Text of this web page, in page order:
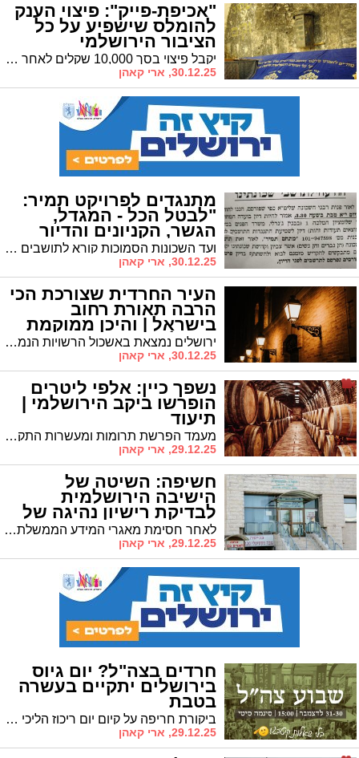
"אכיפת-פייק": פיצוי הענק
להומלס שישפיע על כל
הציבור הירושלמי
יקבל פיצוי בסך 10,000 שקלים לאחר שפונה באלימות על ידי שוטרים • בית המשפט קבע כי הגן המדובר הינו 'שטח ציבורי פתוח' • עורך הדין: "הציבור מוזמן בהמוניו"
30.12.25, ארי קאהן
מתנגדים לפרויקט תמיר:
"לבטל הכל - המגדל,
הגשר, הקניונים והדיור
המיוחד" | הדיון מחר ועד השכונות הסמוכות קורא לתושבים להגיע לדיון מחר בוועדה המחוזית • המתנגדים: "פגיעה חמורה בצביון השכונות" • בפנים: רשימת הדרישות המלאה בפרסום ראשון
30.12.25, ארי קאהן
העיר החרדית שצורכת הכי
הרבה תאורת רחוב
בישראל | והיכן ממוקמת
ירושלים? ירושלים נמצאת באשכול הרשויות הנמוך ביותר • מיקום המעיד בדרך כלל על מעמד סוציואקונומי נמוך • ומיהי העיר החרדית שמובילה בפער ענק על כל עיר בישראל
30.12.25, ארי קאהן
נשפך כיין: אלפי ליטרים
הופרשו ביקב הירושלמי |
תיעוד
מעמד הפרשת תרומות ומעשרות התקיים ביוזמת רבנות גבעת זאב ובהובלת מחלקת הכשרות • בעל היקב: "מאז שעברנו לעשרות מהדרין – המכירות נסקו"
29.12.25, ארי קאהן
חשיפה: השיטה של
הישיבה הירושלמית
לבדיקת רישיון נהיגה של
הבחורים לאחר חסימת מאגרי המידע הממשלתיים - בישיבה בשכונת רוממה מצאו דרך לבדוק האם יש רישיון לבחורים • עורך הדין: "הכל חוקי"
29.12.25, ארי קאהן
חרדים בצה"ל? יום גיוס
בירושלים יתקיים בעשרה
בטבת
ביקורת חריפה על קיום יום ריכוז הליכי גיוס בצום עשרה בטבת • העיריה והצבא מגיבים
29.12.25, ארי קאהן